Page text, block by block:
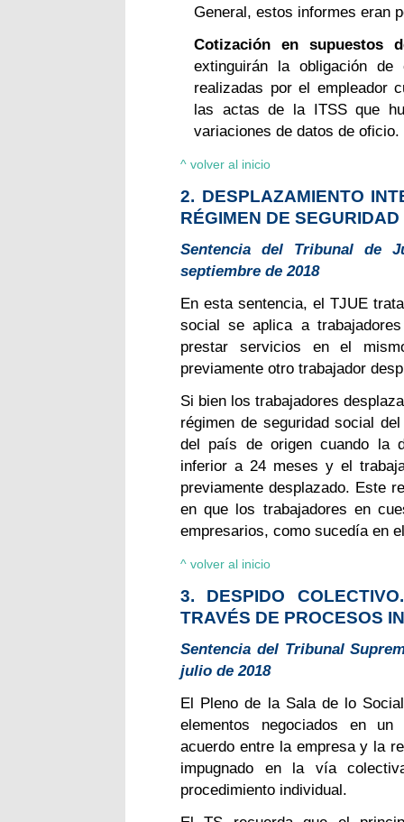
General, estos informes eran
Cotización en supuestos
extinguirán la obligación
realizadas por el empleador
las actas de la ITSS que
variaciones de datos de oficio.
^ volver al inicio
2. DESPLAZAMIENTO
RÉGIMEN DE
Sentencia del Tribunal de
septiembre de 2018
En esta sentencia, el TJUE
social se aplica a
prestar servicios en el
previamente otro trabajador
Si bien los trabajadores
régimen de seguridad social
del país de origen cuando la
inferior a 24 meses y el
previamente desplazado. Este
en que los trabajadores en
empresarios, como sucedía en
^ volver al inicio
3. DESPIDO
TRAVÉS DE PROCESOS
Sentencia del Tribunal
julio de 2018
El Pleno de la Sala de lo
elementos negociados en
acuerdo entre la empresa y la
impugnado en la vía
procedimiento individual.